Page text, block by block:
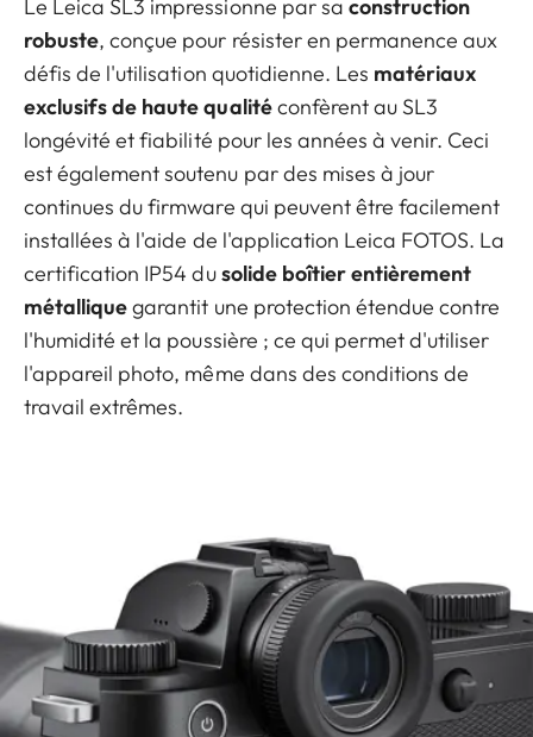
Le Leica SL3 impressionne par sa construction
robuste, conçue pour résister en permanence aux
défis de l'utilisation quotidienne. Les matériaux
exclusifs de haute qualitéconfèrent au SL3
longévité et fiabilité pour les années à venir. Ceci
est également soutenu par des mises à jour
continues du firmware qui peuvent être facilement
installées à l'aide de l'application Leica FOTOS. La
certification IP54 dusolide boîtier entièrement
métalliquegarantit une protection étendue contre
l'humidité et la poussière ; ce qui permet d'utiliser
l'appareil photo, même dans des conditions de
travail extrêmes.